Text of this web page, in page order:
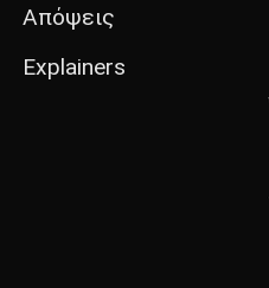
Απόψεις
Explainers